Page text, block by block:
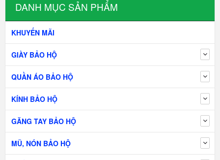
DANH MỤC SẢN PHẨM
KHUYẾN MÃI
GIÀY BẢO HỘ
QUẦN ÁO BẢO HỘ
KÍNH BẢO HỘ
GĂNG TAY BẢO HỘ
MŨ, NÓN BẢO HỘ